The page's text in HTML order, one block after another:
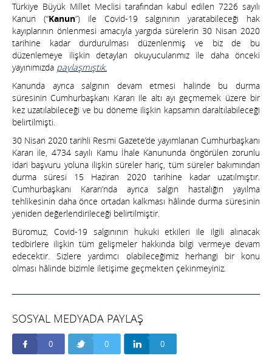
Türkiye Büyük Millet Meclisi tarafından kabul edilen 7226 sayılı
Kanun (“Kanun”) ile Covid-19 salgınının yaratabileceği hak
kayıplarının önlenmesi amacıyla yargıda sürelerin 30 Nisan 2020
tarihine kadar durdurulması düzenlenmiş ve biz de bu
düzenlemeye ilişkin detayları okuyucularımız ile daha önceki
yayınımızda paylaşmıştık.
Kanunda ayrıca salgının devam etmesi halinde bu durma
süresinin Cumhurbaşkanı Kararı ile altı ayı geçmemek üzere bir
kez uzatılabileceği ve bu döneme ilişkin kapsamın daraltılabileceği
belirtilmişti.
30 Nisan 2020 tarihli Resmi Gazete’de yayımlanan Cumhurbaşkanı
Kararı ile, 4734 sayılı Kamu İhale Kanununda öngörülen zorunlu
idari başvuru yoluna ilişkin süreler hariç, tüm süreler bakımından
durma süresi 15 Haziran 2020 tarihine kadar uzatılmıştır.
Cumhurbaşkanı Kararı’nda ayrıca salgın hastalığın yayılma
tehlikesinin daha önce ortadan kalkması hâlinde durma süresinin
yeniden değerlendirileceği belirtilmiştir.
Büromuz, Covid-19 salgınının hukuki etkileri ile ilgili alınacak
tedbirlere ilişkin tüm gelişmeler hakkında bilgi vermeye devam
edecektir. Sizlere yardımcı olabileceğimiz herhangi bir konu
olması hâlinde bizimle iletişime geçmekten çekinmeyiniz.
SOSYAL MEDYADA PAYLAŞ
0 0 0